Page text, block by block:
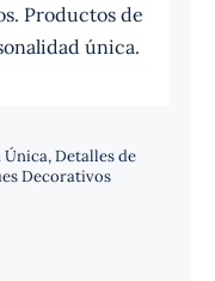
Productos de
única.
Única,Detalles de
Decorativos